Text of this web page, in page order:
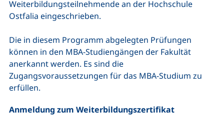
Weiterbildungsteilnehmende an der Hochschule
Ostfalia eingeschrieben.
Die in diesem Programm abgelegten Prüfungen
können in den MBA-Studiengängen der Fakultät
anerkannt werden. Es sind die
Zugangsvoraussetzungen für das MBA-Studium zu
erfüllen.
Anmeldung zum Weiterbildungszertifikat